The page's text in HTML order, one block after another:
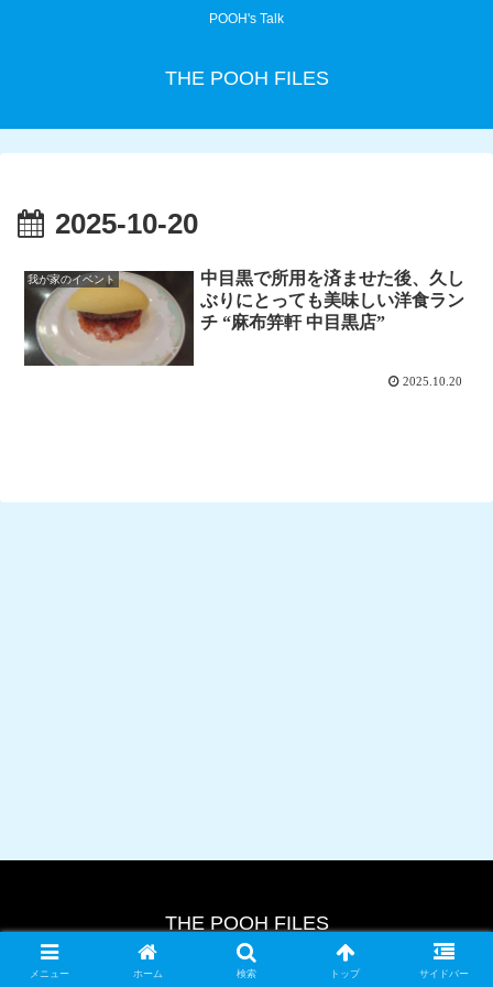
POOH's Talk
THE POOH FILES
2025-10-20
我が家のイベント
中目黒で所用を済ませた後、久し
ぶりにとっても美味しい洋食ラン
チ “麻布笄軒 中目黒店”
2025.10.20
THE POOH FILES
© 2024 THE POOH FILES.
メニュー ホーム 検索 トップ サイドバー